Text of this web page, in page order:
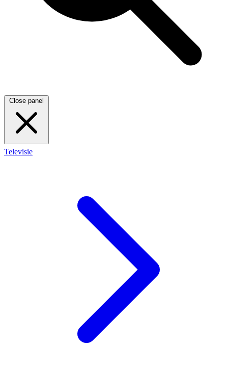
Close panel
Televisie